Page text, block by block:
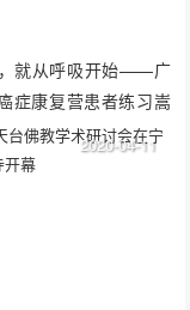
就从呼吸开始——广
症康复营患者练习嵩
2020-04-11